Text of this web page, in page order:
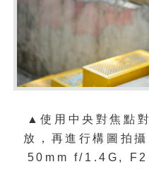
▲使用中央對焦點
放，再進行構圖拍攝
50mm f/1.4G,